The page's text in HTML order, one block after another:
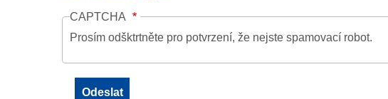
CAPTCHA
Prosím odšktrtněte pro potvrzení, že nejste spamovací robot.